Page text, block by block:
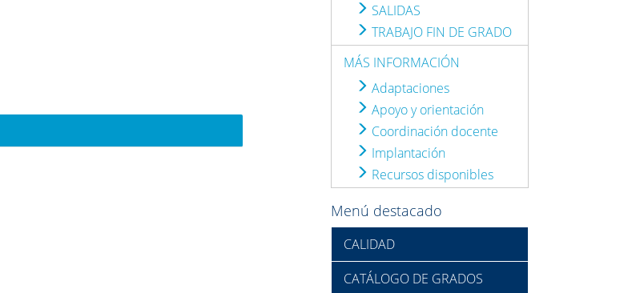
SALIDAS
TRABAJO FIN DE GRADO
MÁS INFORMACIÓN
Adaptaciones
Apoyo y orientación
Coordinación docente
Implantación
Recursos disponibles
Menú destacado
CALIDAD
CATÁLOGO DE GRADOS